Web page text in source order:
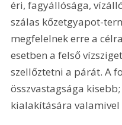
éri, fagyállósága,
szálas kőzetgyapot-
megfelelnek erre a
esetben a felső
szellőztetni a párát. A
összvastagsága
kialakítására